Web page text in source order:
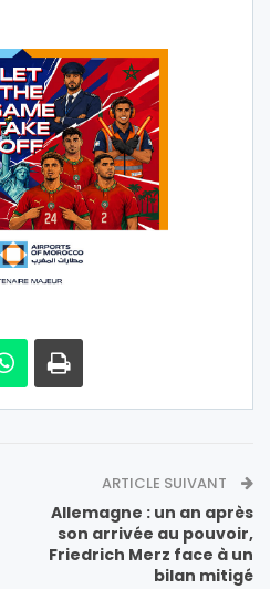
ARTICLE SUIVANT
Allemagne : un an après
son arrivée au pouvoir,
Friedrich Merz face à un
bilan mitigé